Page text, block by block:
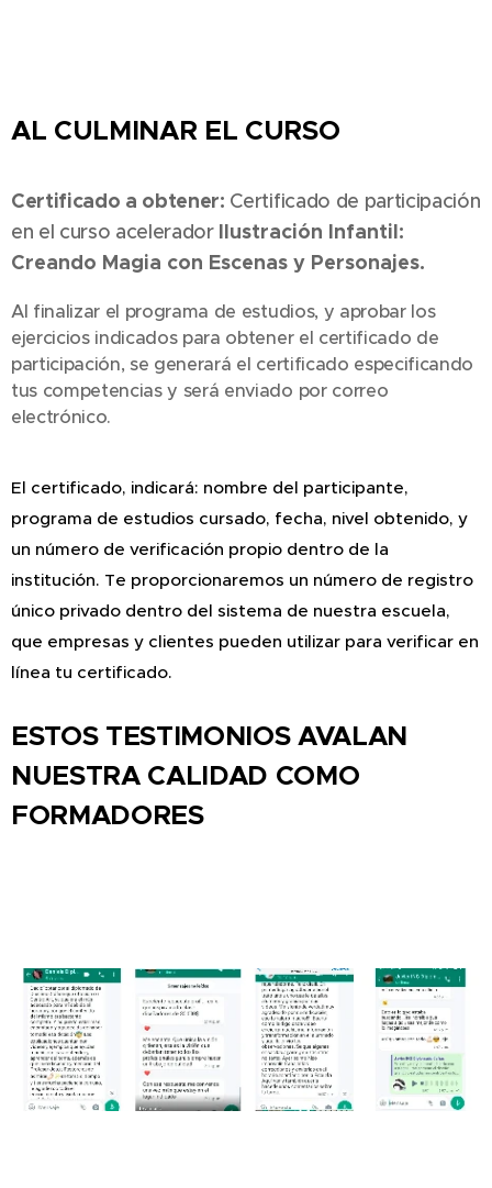
AL CULMINAR EL CURSO
Certificado a obtener: Certificado de participación
en el curso acelerador Ilustración Infantil:
Creando Magia con Escenas y Personajes.
Al finalizar el programa de estudios, y aprobar los
ejercicios indicados para obtener el certificado de
participación, se generará el certificado especificando
tus competencias y será enviado por correo
electrónico.
El certificado, indicará: nombre del participante,
programa de estudios cursado, fecha, nivel obtenido, y
un número de verificación propio dentro de la
institución. Te proporcionaremos un número de registro
único privado dentro del sistema de nuestra escuela,
que empresas y clientes pueden utilizar para verificar en
línea tu certificado.
ESTOS TESTIMONIOS AVALAN
NUESTRA CALIDAD COMO
FORMADORES